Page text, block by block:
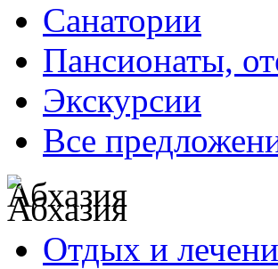
Санатории
Пансионаты,
Экскурсии
Все
Абхазия
Отдых и